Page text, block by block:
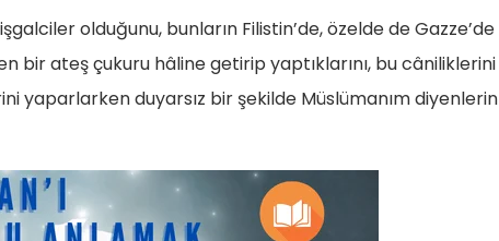
olduğunu, bunların Filistin’de, özelde de Gazze’de
bir ateş çukuru hâline getirip yaptıklarını, bu câniliklerini
yaparlarken duyarsız bir şekilde Müslümanım diyenlerin